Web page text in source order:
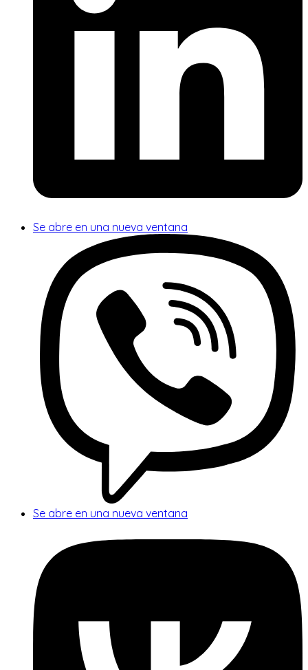
Se abre en una nueva ventana
Se abre en una nueva ventana